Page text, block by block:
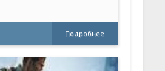
Подробнее